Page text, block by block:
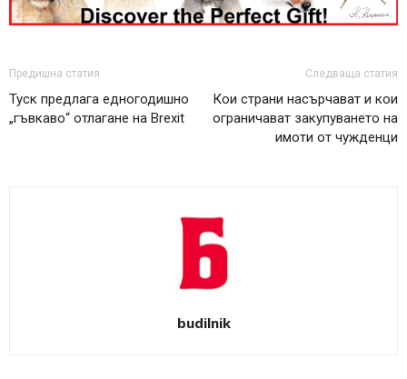
Предишна статия
Туск предлага едногодишно
„гъвкаво“ отлагане на Brexit
Следваща статия
Кои страни насърчават и кои
ограничават закупуването на
имоти от чужденци
budilnik